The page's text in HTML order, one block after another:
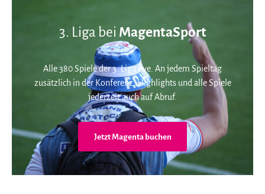
3. Liga bei MagentaSport
Alle 380 Spiele der 3. Liga live. An jedem Spieltag
zusätzlich in der Konferenz. Highlights und alle Spiele
jederzeit auch auf Abruf.
Jetzt Magenta buchen